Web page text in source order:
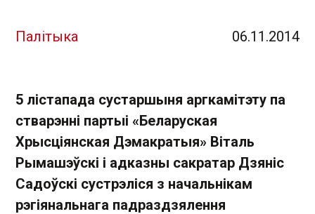
Палітыка 06.11.2014
5 лістапада сустаршыня аргкамітэту па
стварэнні партыі «Беларуская
Хрысціянская Дэмакратыя» Віталь
Рымашэўскі і адказны сакратар Дзяніс
Садоўскі сустрэліся з начальнікам
рэгіянальнага падраздзялення